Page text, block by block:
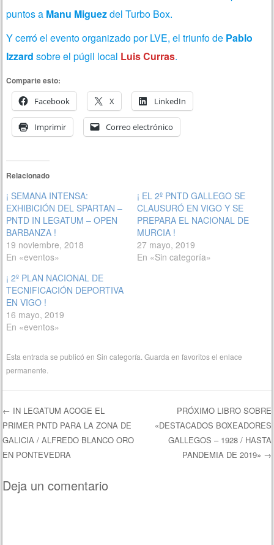
puntos a Manu Miguezdel Turbo Box.
Y cerró el evento organizado por LVE, el triunfo de Pablo
Izzard sobre el púgil local Luis Curras.
Comparte esto:
Facebook
X LinkedIn
Imprimir Correo electrónico
Relacionado
¡ SEMANA INTENSA:
EXHIBICIÓN DEL SPARTAN –
PNTD IN LEGATUM – OPEN
BARBANZA !
19 noviembre, 2018
En «eventos»
¡ EL 2º PNTD GALLEGO SE
CLAUSURÓ EN VIGO Y SE
PREPARA EL NACIONAL DE
MURCIA !
27 mayo, 2019
En «Sin categoría»
¡ 2º PLAN NACIONAL DE
TECNIFICACIÓN DEPORTIVA
EN VIGO !
16 mayo, 2019
En «eventos»
Esta entrada se publicó enSin categoría . Guarda en favoritos elenlace
permanente
Navegación de entradas
← IN LEGATUM ACOGE EL
PRIMER PNTD PARA LA ZONA DE
GALICIA / ALFREDO BLANCO ORO
EN PONTEVEDRA
PRÓXIMO LIBRO SOBRE
«DESTACADOS BOXEADORES
GALLEGOS – 1928 / HASTA
PANDEMIA DE 2019» →
Deja un comentario